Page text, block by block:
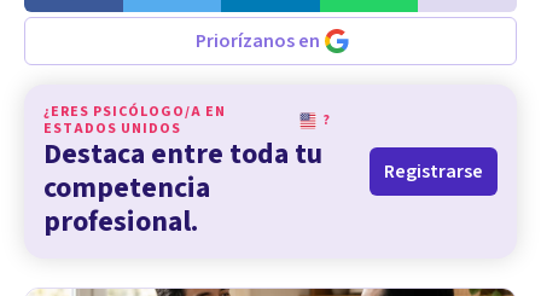
Priorízanos en
¿ERES PSICÓLOGO/A EN
ESTADOS UNIDOS
?
Destaca entre toda tu
competencia
profesional.
Registrarse